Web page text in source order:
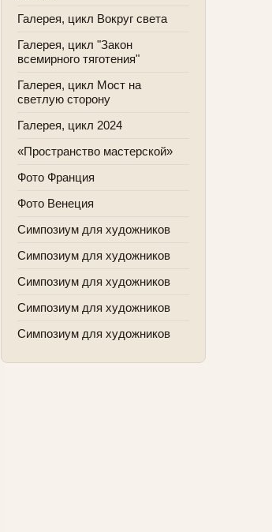
Галерея, цикл Вокруг света
Галерея, цикл "Закон
всемирного тяготения"
Галерея, цикл Мост на
светлую сторону
Галерея, цикл 2024
«Пространство мастерской»
Фото Франция
Фото Венеция
Симпозиум для художников
Симпозиум для художников
Симпозиум для художников
Симпозиум для художников
Симпозиум для художников